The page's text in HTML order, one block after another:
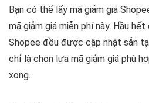
Bạn có thể lấy mã giảm giá
mã giảm giá miễn phí này. Hầu
Shopee đều được cập nhật sẵn
chỉ là chọn lựa mã giảm giá phù
xong.